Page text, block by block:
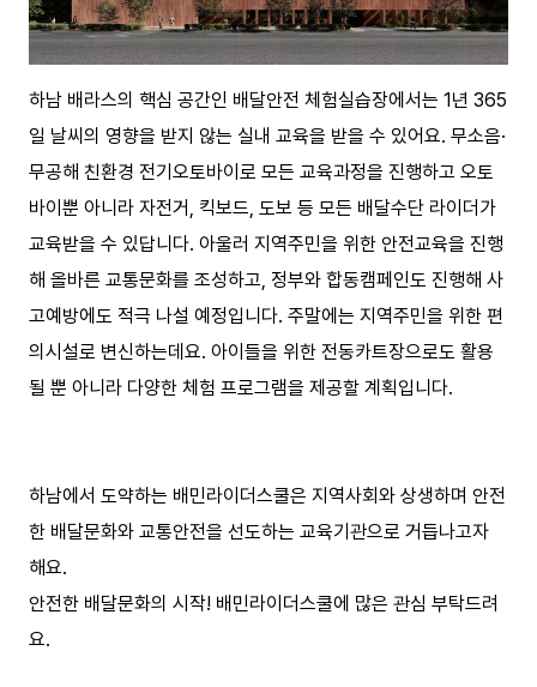
하남 배라스의 핵심 공간인 배달안전 체험실습장에서는 1년 365
일 날씨의 영향을 받지 않는 실내 교육을 받을 수 있어요. 무소음·
무공해 친환경 전기오토바이로 모든 교육과정을 진행하고 오토
바이뿐 아니라 자전거, 킥보드, 도보 등 모든 배달수단 라이더가
교육받을 수 있답니다. 아울러 지역주민을 위한 안전교육을 진행
해 올바른 교통문화를 조성하고, 정부와 합동캠페인도 진행해 사
고예방에도 적극 나설 예정입니다. 주말에는 지역주민을 위한 편
의시설로 변신하는데요. 아이들을 위한 전동카트장으로도 활용
될 뿐 아니라 다양한 체험 프로그램을 제공할 계획입니다.
하남에서 도약하는 배민라이더스쿨은 지역사회와 상생하며 안전
한 배달문화와 교통안전을 선도하는 교육기관으로 거듭나고자
해요.
안전한 배달문화의 시작! 배민라이더스쿨에 많은 관심 부탁드려
요.